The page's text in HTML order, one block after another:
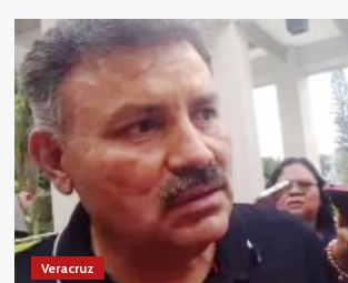
Veracruz